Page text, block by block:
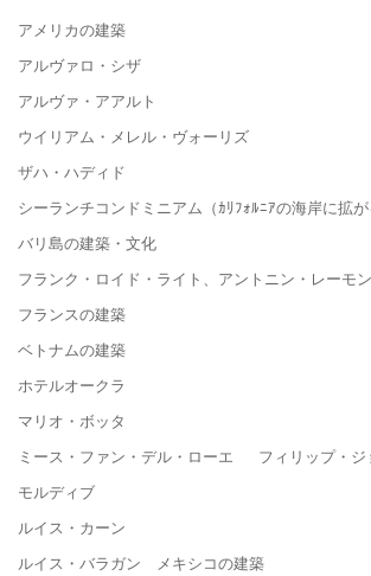
アメリカの建築
アルヴァロ・シザ
アルヴァ・アアルト
ウイリアム・メレル・ヴォーリズ
ザハ・ハディド
シーランチコンドミニアム（ｶﾘﾌｫﾙﾆｱの海岸に拡が
バリ島の建築・文化
フランク・ロイド・ライト、アントニン・レーモ
フランスの建築
ベトナムの建築
ホテルオークラ
マリオ・ボッタ
ミース・ファン・デル・ローエ フィリップ・ジ
モルディブ
ルイス・カーン
ルイス・バラガン メキシコの建築